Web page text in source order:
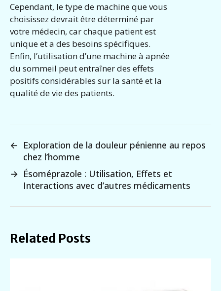
Cependant, le type de machine que vous
choisissez devrait être déterminé par
votre médecin, car chaque patient est
unique et a des besoins spécifiques.
Enfin, l’utilisation d’une machine à apnée
du sommeil peut entraîner des effets
positifs considérables sur la santé et la
qualité de vie des patients.
← Exploration de la douleur pénienne au repos
chez l’homme
→ Ésoméprazole : Utilisation, Effets et
Interactions avec d’autres médicaments
Related Posts